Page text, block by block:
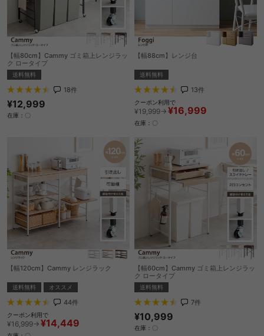
【幅80cm】Cammy ゴミ箱上レンジラッ
ク ロータイプ
送料無料
18件
¥12,999
在庫：〇
【幅88cm】レンジ台
送料無料
13件
クーポン利用で
¥19,999→ ¥16,999
在庫：〇
【幅120cm】Cammy レンジラック
送料無料 オススメ
44件
クーポン利用で
¥16,999→ ¥14,449
【幅60cm】Cammy ゴミ箱上レンジラッ
ク ロータイプ
送料無料
7件
¥10,999
在庫：〇